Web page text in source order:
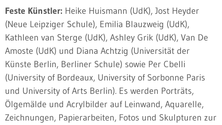
Feste Künstler: Heike Huismann (UdK), Jost Heyder
(Neue Leipziger Schule), Emilia Blauzweig (UdK),
Kathleen van Sterge (UdK), Ashley Grik (UdK), Van De
Amoste (UdK) und Diana Achtzig (Universität der
Künste Berlin, Berliner Schule) sowie Per Cbelli
(University of Bordeaux, University of Sorbonne Paris
und University of Arts Berlin). Es werden Porträts,
Ölgemälde und Acrylbilder auf Leinwand, Aquarelle,
Zeichnungen, Papierarbeiten, Fotos und Skulpturen zur